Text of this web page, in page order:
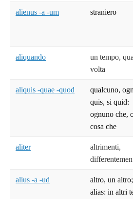
aliēnus -a -um straniero
aliquandō
un tempo,
volta
aliquis -quae -quod
qualcuno,
quis, si quid:
ognuno che,
cosa che
aliter
altrimenti,
alius -a -ud
altro, un altro;
ālias: in altri